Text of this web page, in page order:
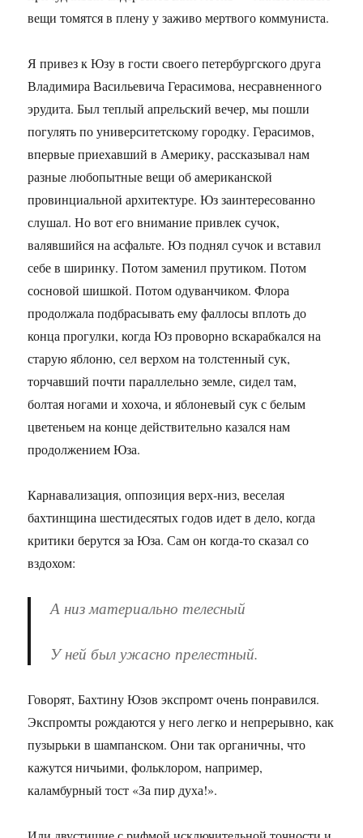
вещи томятся в плену у заживо мертвого коммуниста.
Я привез к Юзу в гости своего петербургского друга
Владимира Васильевича Герасимова, несравненного
эрудита. Был теплый апрельский вечер, мы пошли
погулять по университетскому городку. Герасимов,
впервые приехавший в Америку, рассказывал нам
разные любопытные вещи об американской
провинциальной архитектуре. Юз заинтересованно
слушал. Но вот его внимание привлек сучок,
валявшийся на асфальте. Юз поднял сучок и вставил
себе в ширинку. Потом заменил прутиком. Потом
сосновой шишкой. Потом одуванчиком. Флора
продолжала подбрасывать ему фаллосы вплоть до
конца прогулки, когда Юз проворно вскарабкался на
старую яблоню, сел верхом на толстенный сук,
торчавший почти параллельно земле, сидел там,
болтая ногами и хохоча, и яблоневый сук с белым
цветеньем на конце действительно казался нам
продолжением Юза.
Карнавализация, оппозиция верх-низ, веселая
бахтинщина шестидесятых годов идет в дело, когда
критики берутся за Юза. Сам он когда-то сказал со
вздохом:
А низ материально телесный
У ней был ужасно прелестный.
Говорят, Бахтину Юзов экспромт очень понравился.
Экспромты рождаются у него легко и непрерывно, как
пузырьки в шампанском. Они так органичны, что
кажутся ничьими, фольклором, например,
каламбурный тост «За пир духа!».